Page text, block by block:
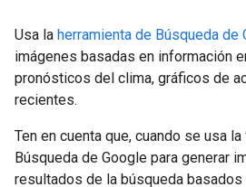
Usa la herramienta de Búsqueda de
imágenes basadas en información
pronósticos del clima, gráficos de
recientes.
Ten en cuenta que, cuando se usa
Búsqueda de Google para generar
resultados de la búsqueda